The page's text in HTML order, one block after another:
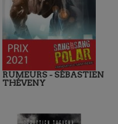
RUMEURS - SÉBASTIEN
THÉVENY